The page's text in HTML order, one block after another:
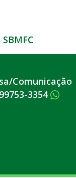
Comunicação
3354